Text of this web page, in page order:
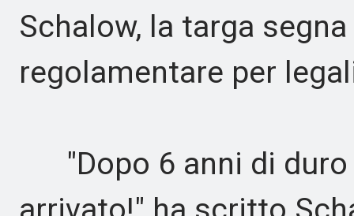
Schalow, la targa
regolamentare per
"Dopo 6 anni di duro